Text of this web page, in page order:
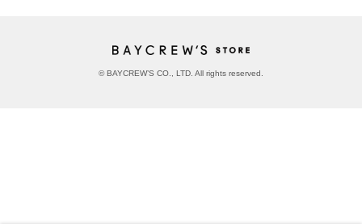
© BAYCREW’S CO., LTD. All rights reserved.